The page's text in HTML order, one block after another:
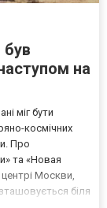
був
на
міг бути
космічних
Про
та «Новая
Москви,
біля